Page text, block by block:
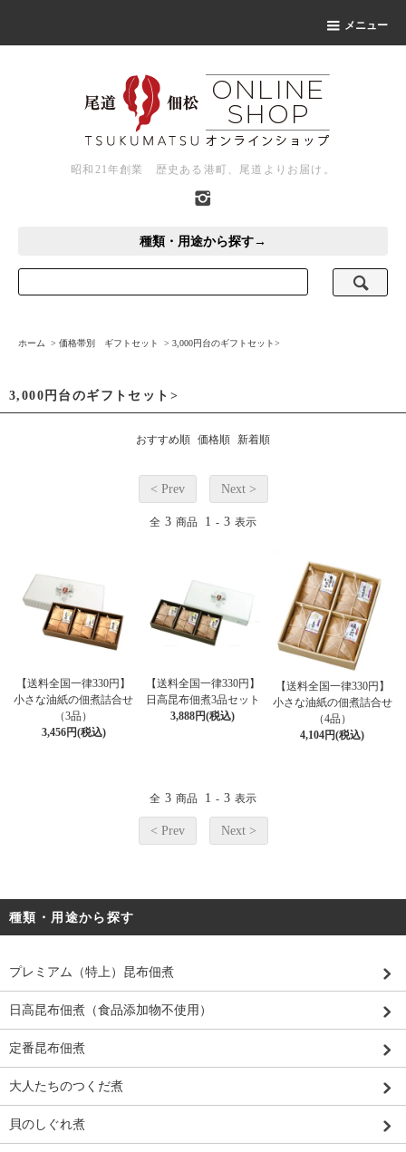
メニュー
昭和21年創業 歴史ある港町、尾道よりお届け。
種類・用途から探す→
ホーム > 価格帯別 ギフトセット > 3,000円台のギフトセット>
3,000円台のギフトセット>
おすすめ順 価格順 新着順
< Prev Next >
全 3 商品 1 - 3 表示
【送料全国一律330円】
小さな油紙の佃煮詰合せ
（3品）
3,456円(税込)
【送料全国一律330円】
日高昆布佃煮3品セット
3,888円(税込)
【送料全国一律330円】
小さな油紙の佃煮詰合せ
（4品）
4,104円(税込)
全 3 商品 1 - 3 表示
< Prev Next >
種類・用途から探す
プレミアム（特上）昆布佃煮
日高昆布佃煮（食品添加物不使用）
定番昆布佃煮
大人たちのつくだ煮
貝のしぐれ煮